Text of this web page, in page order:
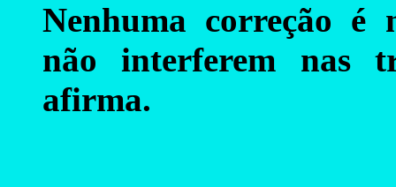
Nenhuma correção é
não interferem nas
afirma.